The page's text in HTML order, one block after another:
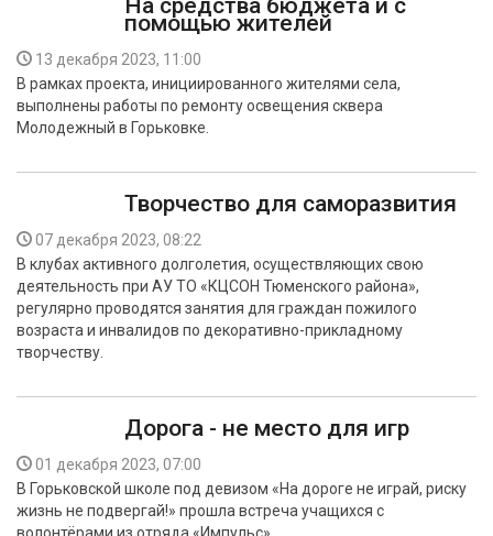
На средства бюджета и с
помощью жителей
13 декабря 2023, 11:00
В рамках проекта, инициированного жителями села,
выполнены работы по ремонту освещения сквера
Молодежный в Горьковке.
Творчество для саморазвития
07 декабря 2023, 08:22
В клубах активного долголетия, осуществляющих свою
деятельность при АУ ТО «КЦСОН Тюменского района»,
регулярно проводятся занятия для граждан пожилого
возраста и инвалидов по декоративно-прикладному
творчеству.
Дорога - не место для игр
01 декабря 2023, 07:00
В Горьковской школе под девизом «На дороге не играй, риску
жизнь не подвергай!» прошла встреча учащихся с